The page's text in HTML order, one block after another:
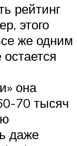
рейтинг
этого
же одним
она
70 тысяч
даже